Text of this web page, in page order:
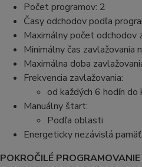
Počet programov: 2
Časy odchodov podľa
Maximálny počet odchodov
Minimálny čas zavlažovania
Maximálna doba
Frekvencia zavlažovania:
od každých 6 hodín do
Manuálny štart:
Podľa oblasti
Energeticky nezávislá pamäť
POKROČILÉ PROGRAMOVANIE